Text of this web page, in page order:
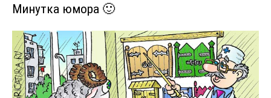
Минутка юмора 🙂